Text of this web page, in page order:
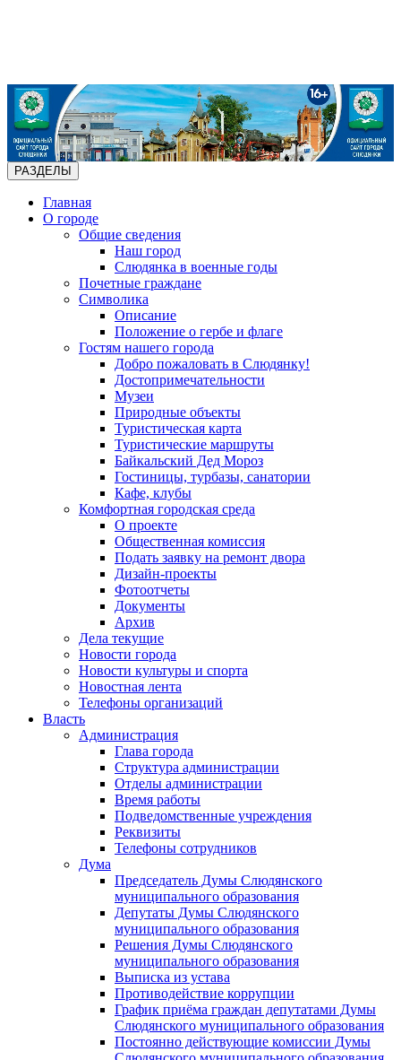
РАЗДЕЛЫ
Главная
О городе
Общие сведения
Наш город
Слюдянка в военные годы
Почетные граждане
Символика
Описание
Положение о гербе и флаге
Гостям нашего города
Добро пожаловать в Слюдянку!
Достопримечательности
Музеи
Природные объекты
Туристическая карта
Туристические маршруты
Байкальский Дед Мороз
Гостиницы, турбазы, санатории
Кафе, клубы
Комфортная городская среда
О проекте
Общественная комиссия
Подать заявку на ремонт двора
Дизайн-проекты
Фотоотчеты
Документы
Архив
Дела текущие
Новости города
Новости культуры и спорта
Новостная лента
Телефоны организаций
Власть
Администрация
Глава города
Структура администрации
Отделы администрации
Время работы
Подведомственные учреждения
Реквизиты
Телефоны сотрудников
Дума
Председатель Думы Слюдянского
муниципального образования
Депутаты Думы Слюдянского
муниципального образования
Решения Думы Слюдянского
муниципального образования
Выписка из устава
Противодействие коррупции
График приёма граждан депутатами Думы
Слюдянского муниципального образования
Постоянно действующие комиссии Думы